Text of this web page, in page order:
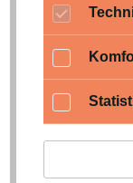
regelmäßig
und
Der